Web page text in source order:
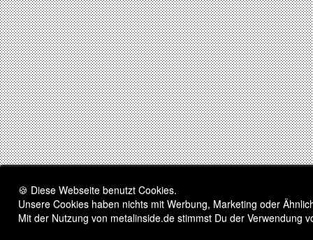
🍪 Diese Webseite benutzt Cookies.
Unsere Cookies haben nichts mit Werbung, Marketing oder
Mit der Nutzung von metalinside.de stimmst Du der Verwendung